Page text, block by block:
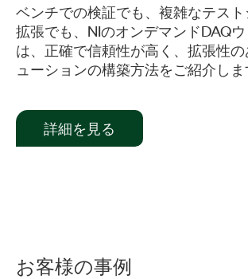
ベンチでの検証でも、複雑なテス
拡張でも、NIのオンデマンドDAQ
は、正確で信頼性が高く、拡張性
ューションの構築方法をご紹介しま
詳細を見る
お客様の事例